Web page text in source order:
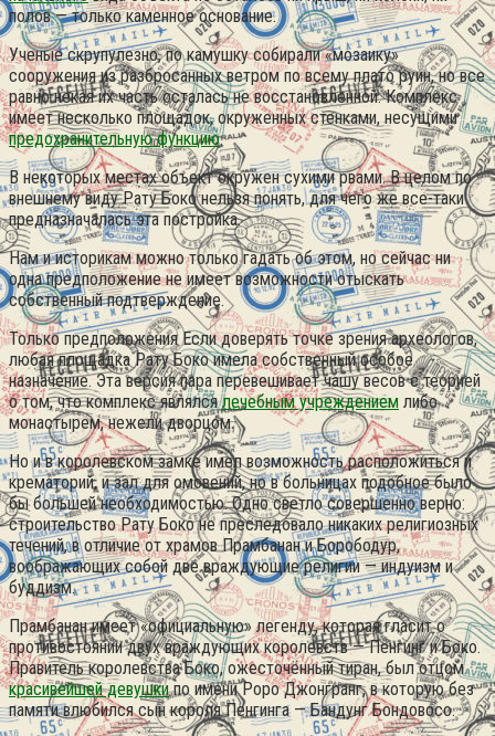
полов — только каменное основание.
Ученые скрупулезно, по камушку собирали «мозаику»
сооружения из разбросанных ветром по всему плато руин, но все
равно некая их часть осталась не восстановленной. Комплекс
имеет несколько площадок, окруженных стенками, несущими
предохранительную функцию.
В некоторых местах объект окружен сухими рвами. В целом по
внешнему виду Рату Боко нельзя понять, для чего же все-таки
предназначалась эта постройка.
Нам и историкам можно только гадать об этом, но сейчас ни
одна предположение не имеет возможности отыскать
собственный подтверждение.
Только предположения Если доверять точке зрения археологов,
любая площадка Рату Боко имела собственный особое
назначение. Эта версия пара перевешивает чашу весов с теорией
о том, что комплекс являлсялечебным учреждением либо
монастырем, нежели дворцом.
Но и в королевском замке имел возможность расположиться и
крематорий, и зал для омовений, но в больницах подобное было
бы большей необходимостью. Одно светло совершенно верно:
строительство Рату Боко не преследовало никаких религиозных
течений, в отличие от храмов Прамбанан и Борободур,
воображающих собой две враждующие религии — индуизм и
буддизм.
Прамбанан имеет «официальную» легенду, которая гласит о
противостоянии двух враждующих королевств — Пенгинг и Боко.
Правитель королевства Боко, ожесточённый тиран, был отцом
красивейшей девушкипо имени Роро Джонгранг, в которую без
памяти влюбился сын короля Пенгинга — Бандунг Бондовосо.